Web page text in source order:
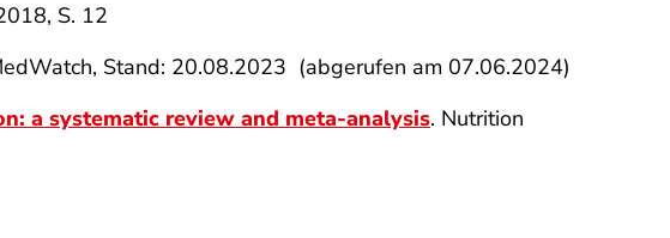
S. 12
Stand: 20.08.2023 (abgerufen am 07.06.2024)
a systematic review and meta-analysis. Nutrition